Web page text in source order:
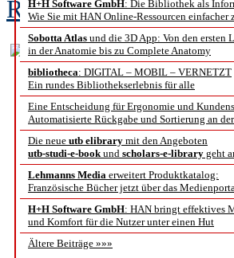
H+H Software GmbH: Die Bibliothek als
Wie Sie mit HAN Online-Ressourcen einfacher
Sobotta Atlas und die 3D App: Von den ersten
in der Anatomie bis zu Complete Anatomy
bibliotheca: DIGITAL – MOBIL – VERNETZT
Ein rundes Bibliothekserlebnis für alle
Eine Entscheidung für Ergonomie und
Automatisierte Rückgabe und Sortierung an der
Die neue utb elibrary mit den Angeboten
utb-studi-e-bookund scholars-e-library geht
Lehmanns Media erweitert Produktkatalog:
Französische Bücher jetzt über das
H+H Software GmbH: HAN bringt effektives
und Komfort für die Nutzer unter einen Hut
Ältere Beiträge »»»
Roman Holzhause,